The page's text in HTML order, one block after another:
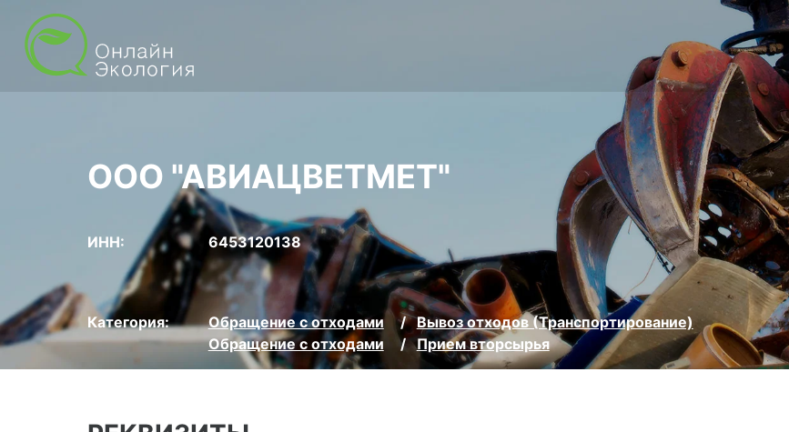
ООО "АВИАЦВЕТМЕТ"
ИНН: 6453120138
Категория: Обращение с отходами
Вывоз отходов (Транспортирование)
Обращение с отходами
Прием вторсырья